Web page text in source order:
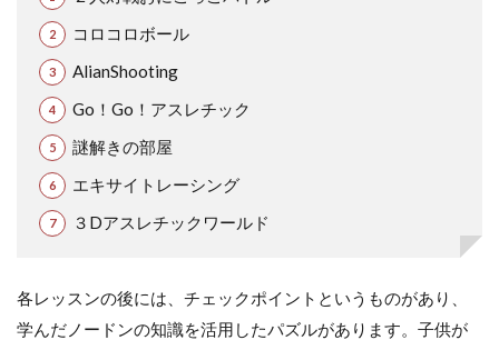
コロコロボール
AlianShooting
Go！Go！アスレチック
謎解きの部屋
エキサイトレーシング
３Dアスレチックワールド
各レッスンの後には、チェックポイントというものがあり、
学んだノードンの知識を活用したパズルがあります。子供が